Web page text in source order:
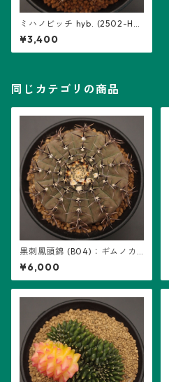
ミハノビッチ hyb. (2502-HY
B10)：ギムノカリキウム属 ※
実生
¥3,400
同じカテゴリの商品
黒刺鳳頭錦 (B04)：ギムノカ
リキウム属 ※実生、地味斑
¥6,000